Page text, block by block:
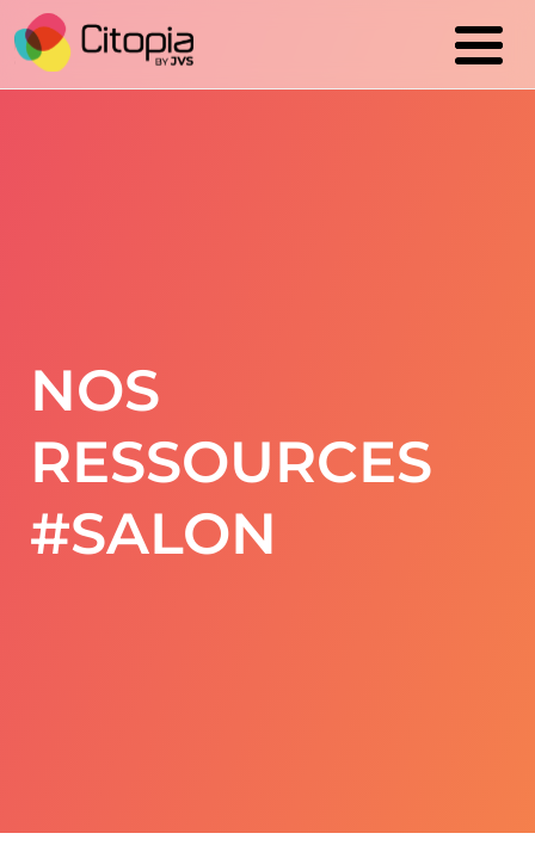
NOS
RESSOURCES
#SALON
Cookies management panel